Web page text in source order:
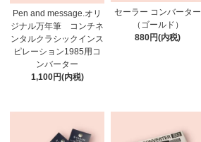
Pen and message.オリ
ジナル万年筆 コンチネ
ンタルクラシックインス
ピレーション1985用コ
ンバーター
1,100円(内税)
セーラー コンバーター
（ゴールド）
880円(内税)